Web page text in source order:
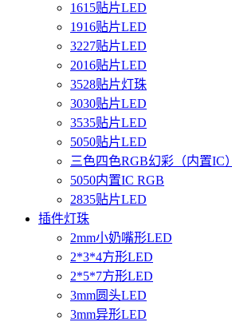
1615贴片LED
1916贴片LED
3227贴片LED
2016贴片LED
3528贴片灯珠
3030贴片LED
3535贴片LED
5050贴片LED
三色四色RGB幻彩（内置IC）
5050内置IC RGB
2835贴片LED
插件灯珠
2mm小奶嘴形LED
2*3*4方形LED
2*5*7方形LED
3mm圆头LED
3mm异形LED